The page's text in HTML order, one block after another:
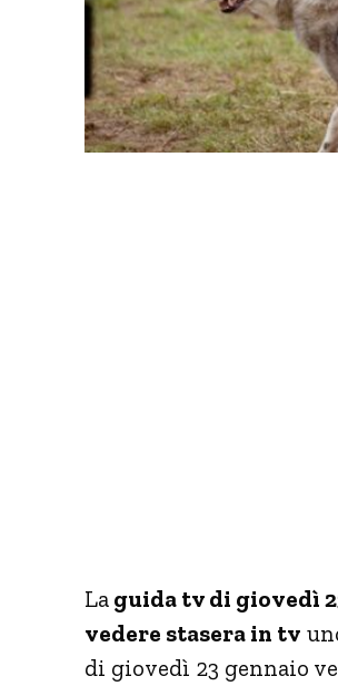
La guida tv di giovedì
vedere stasera in tv
di giovedì 23 gennaio